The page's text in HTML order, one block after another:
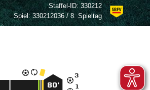
Staffel-ID:330212
Spiel:330212036 / 8. Spieltag


80’